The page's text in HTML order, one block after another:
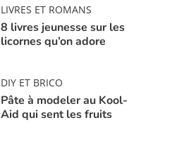
LIVRES ET ROMANS
8 livres jeunesse sur les
licornes qu’on adore
DIY ET BRICO
Pâte à modeler au Kool-
Aid qui sent les fruits